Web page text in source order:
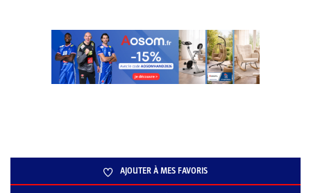
AJOUTER À MES FAVORIS